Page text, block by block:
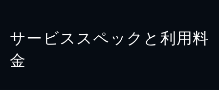
サービススペックと利用料
金